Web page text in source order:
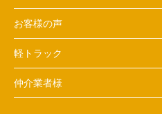
お客様の声
軽トラック
仲介業者様